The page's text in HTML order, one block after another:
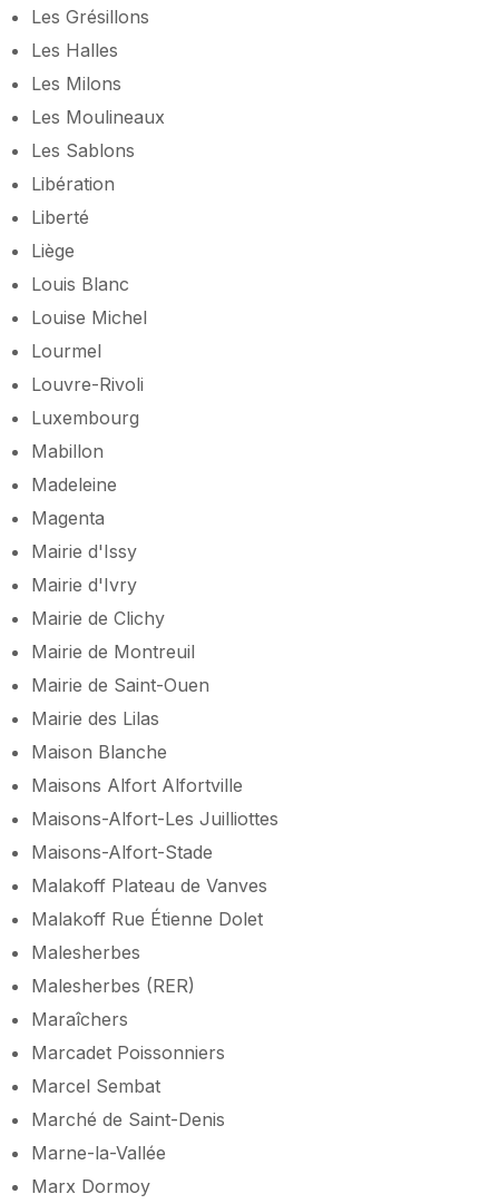
Les Grésillons
Les Halles
Les Milons
Les Moulineaux
Les Sablons
Libération
Liberté
Liège
Louis Blanc
Louise Michel
Lourmel
Louvre-Rivoli
Luxembourg
Mabillon
Madeleine
Magenta
Mairie d'Issy
Mairie d'Ivry
Mairie de Clichy
Mairie de Montreuil
Mairie de Saint-Ouen
Mairie des Lilas
Maison Blanche
Maisons Alfort Alfortville
Maisons-Alfort-Les Juilliottes
Maisons-Alfort-Stade
Malakoff Plateau de Vanves
Malakoff Rue Étienne Dolet
Malesherbes
Malesherbes (RER)
Maraîchers
Marcadet Poissonniers
Marcel Sembat
Marché de Saint-Denis
Marne-la-Vallée
Marx Dormoy